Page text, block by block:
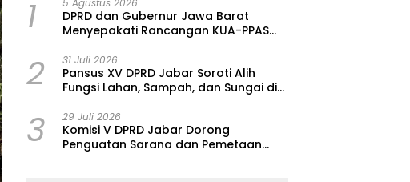
1
DPRD dan Gubernur Jawa Barat
Menyepakati Rancangan KUA-PPAS
2 31 Juli 2026
Pansus XV DPRD Jabar Soroti Alih
Fungsi Lahan, Sampah, dan Sungai di
3 29 Juli 2026
Komisi V DPRD Jabar Dorong
Penguatan Sarana dan Pemetaan